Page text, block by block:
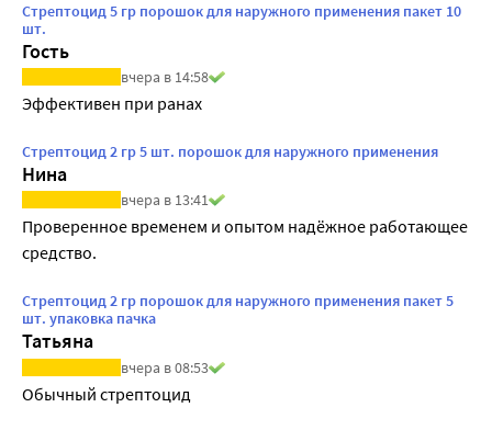
Стрептоцид 5 гр порошок для наружного применения пакет 10
шт.
Гость
вчера в 14:58
Эффективен при ранах
Стрептоцид 2 гр 5 шт. порошок для наружного применения
Нина
вчера в 13:41
Проверенное временем и опытом надёжное работающее
средство.
Стрептоцид 2 гр порошок для наружного применения пакет 5
шт. упаковка пачка
Татьяна
вчера в 08:53
Обычный стрептоцид